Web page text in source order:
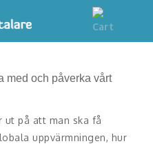
med och påverka vårt
ut på att man ska få
uppvärmningen, hur